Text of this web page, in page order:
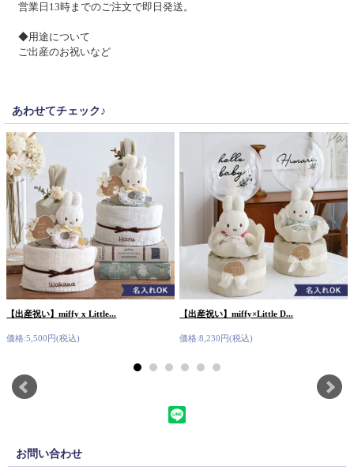
営業日13時までのご注文で即日発送。
◆用途について
ご出産のお祝いなど
あわせてチェック♪
【出産祝い】miffy x Little...
価格:5,500円(税込)
【出産祝い】miffy×Little D...
価格:8,230円(税込)
お問い合わせ